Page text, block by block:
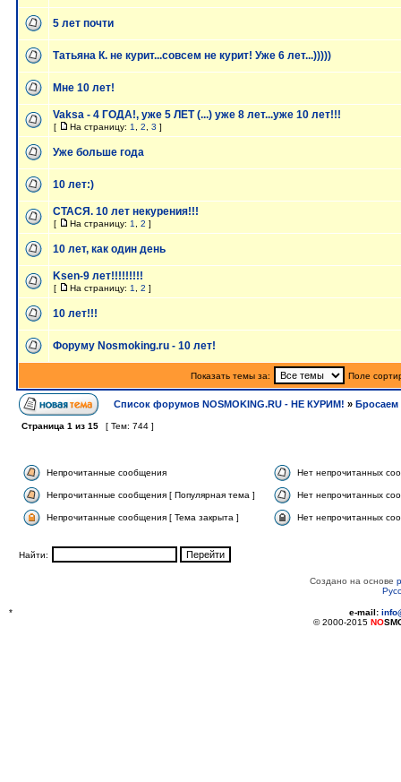
5 лет почти
Татьяна К. не курит...совсем не курит! Уже 6 лет...)))))
Мне 10 лет!
Vaksa - 4 ГОДА!, уже 5 ЛЕТ (...) уже 8 лет...уже 10 лет!!!
[ На страницу: 1 2 3 ]
Уже больше года
10 лет:)
СТАСЯ. 10 лет некурения!!!
[ На страницу: 1 2 ]
10 лет, как один день
Ksen-9 лет!!!!!!!!!
[ На страницу: 1 2 ]
10 лет!!!
Форуму Nosmoking.ru - 10 лет!
Показать темы за: Поле
Список форумов NOSMOKING.RU - НЕ КУРИМ! » Бросаем
Страница 1 из 15 [ Тем: 744 ]
Непрочитанные сообщения Нет непрочитанных
Непрочитанные сообщения [ Популярная тема ] Нет непрочитанных
Непрочитанные сообщения [ Тема закрыта ] Нет непрочитанных
Найти:
Создано на основе
* e-mail:
© 2000-2015 NO